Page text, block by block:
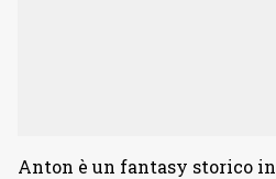
Anton è un fantasy storico in